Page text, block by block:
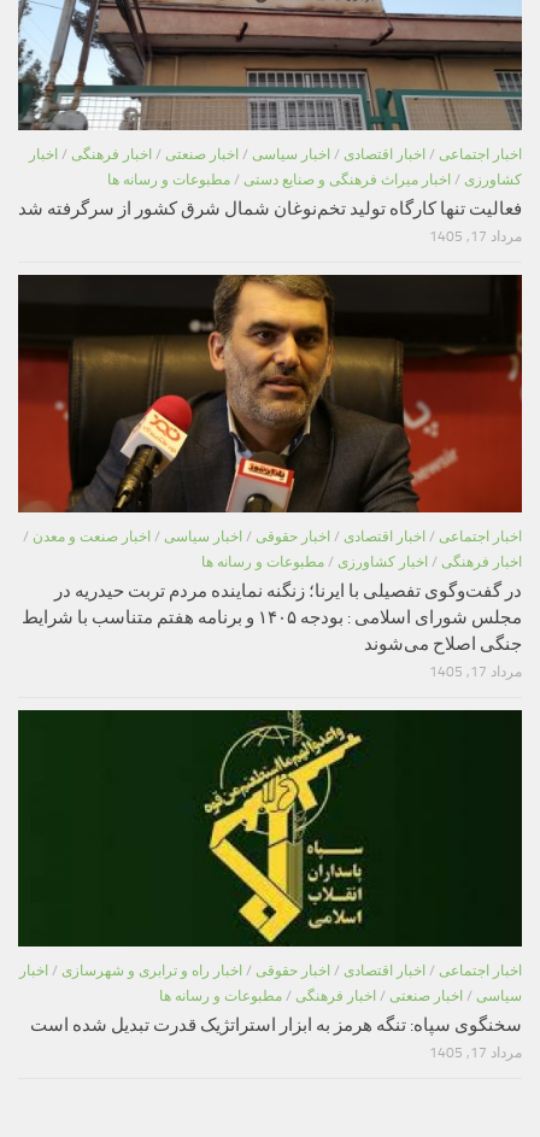
اخبار اجتماعی / اخبار اقتصادی / اخبار سیاسی / اخبار صنعتی / اخبار فرهنگی / اخبار
کشاورزی / اخبار میراث فرهنگی و صنایع دستی / مطبوعات و رسانه ها
فعالیت تنها کارگاه تولید تخم‌نوغان شمال شرق کشور از سرگرفته شد
مرداد 17, 1405
اخبار اجتماعی / اخبار اقتصادی / اخبار حقوقی / اخبار سیاسی / اخبار صنعت و معدن /
اخبار فرهنگی / اخبار کشاورزی / مطبوعات و رسانه ها
در گفت‌وگوی تفصیلی با ایرنا؛ زنگنه نماینده مردم تربت حیدریه در
مجلس شورای اسلامی : بودجه ۱۴۰۵ و برنامه هفتم متناسب با شرایط
جنگی اصلاح می‌شوند
مرداد 17, 1405
اخبار اجتماعی / اخبار اقتصادی / اخبار حقوقی / اخبار راه و ترابری و شهرسازی / اخبار
سیاسی / اخبار صنعتی / اخبار فرهنگی / مطبوعات و رسانه ها
سخنگوی سپاه: تنگه هرمز به ابزار استراتژیک قدرت تبدیل شده است
مرداد 17, 1405